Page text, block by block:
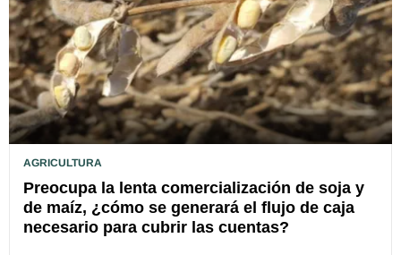
AGRICULTURA
Preocupa la lenta comercialización de soja y
de maíz, ¿cómo se generará el flujo de caja
necesario para cubrir las cuentas?